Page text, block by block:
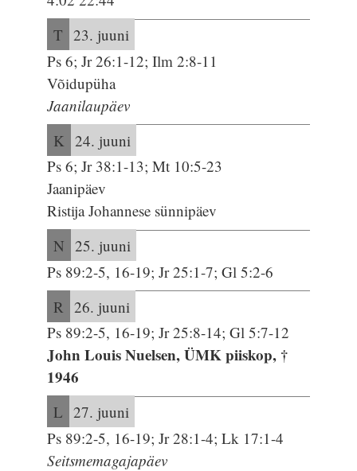
T 23. juuni
Ps 6; Jr 26:1-12; Ilm 2:8-11
Võidupüha
Jaanilaupäev
K 24. juuni
Ps 6; Jr 38:1-13; Mt 10:5-23
Jaanipäev
Ristija Johannese sünnipäev
N 25. juuni
Ps 89:2-5, 16-19; Jr 25:1-7; Gl 5:2-6
R 26. juuni
Ps 89:2-5, 16-19; Jr 25:8-14; Gl 5:7-12
John Louis Nuelsen, ÜMK piiskop, †
1946
L 27. juuni
Ps 89:2-5, 16-19; Jr 28:1-4; Lk 17:1-4
Seitsmemagajapäev